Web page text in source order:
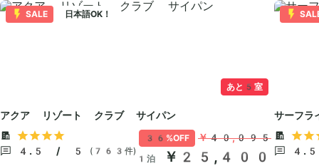
SALE 日本語OK！
あと5室
アクア リゾート クラブ サイパン
4.5 / 5 (763件)
36%OFF ￥40,095
1泊 ￥25,400
サーフ